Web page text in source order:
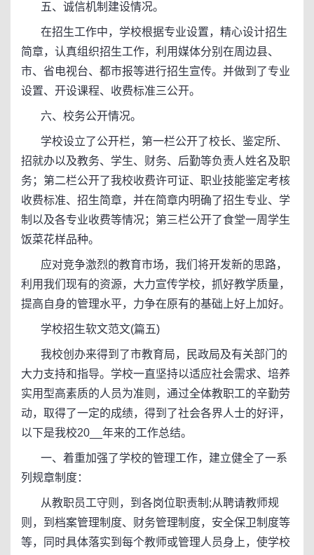
五、诚信机制建设情况。
在招生工作中，学校根据专业设置，精心设计招生
简章，认真组织招生工作，利用媒体分别在周边县、
市、省电视台、都市报等进行招生宣传。并做到了专业
设置、开设课程、收费标准三公开。
六、校务公开情况。
学校设立了公开栏，第一栏公开了校长、鉴定所、
招就办以及教务、学生、财务、后勤等负责人姓名及职
务；第二栏公开了我校收费许可证、职业技能鉴定考核
收费标准、招生简章，并在简章内明确了招生专业、学
制以及各专业收费等情况；第三栏公开了食堂一周学生
饭菜花样品种。
应对竞争激烈的教育市场，我们将开发新的思路，
利用我们现有的资源，大力宣传学校，抓好教学质量，
提高自身的管理水平，力争在原有的基础上好上加好。
学校招生软文范文(篇五)
我校创办来得到了市教育局，民政局及有关部门的
大力支持和指导。学校一直坚持以适应社会需求、培养
实用型高素质的人员为准则，通过全体教职工的辛勤劳
动，取得了一定的成绩，得到了社会各界人士的好评，
以下是我校20__年来的工作总结。
一、着重加强了学校的管理工作，建立健全了一系
列规章制度：
从教职员工守则，到各岗位职责制;从聘请教师规
则，到档案管理制度、财务管理制度，安全保卫制度等
等，同时具体落实到每个教师或管理人员身上，使学校